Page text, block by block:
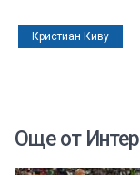
Кристиан Киву
Още от Интер